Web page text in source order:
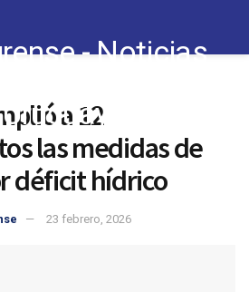
a 12
las medidas de
déficit hídrico
23 febrero, 2026